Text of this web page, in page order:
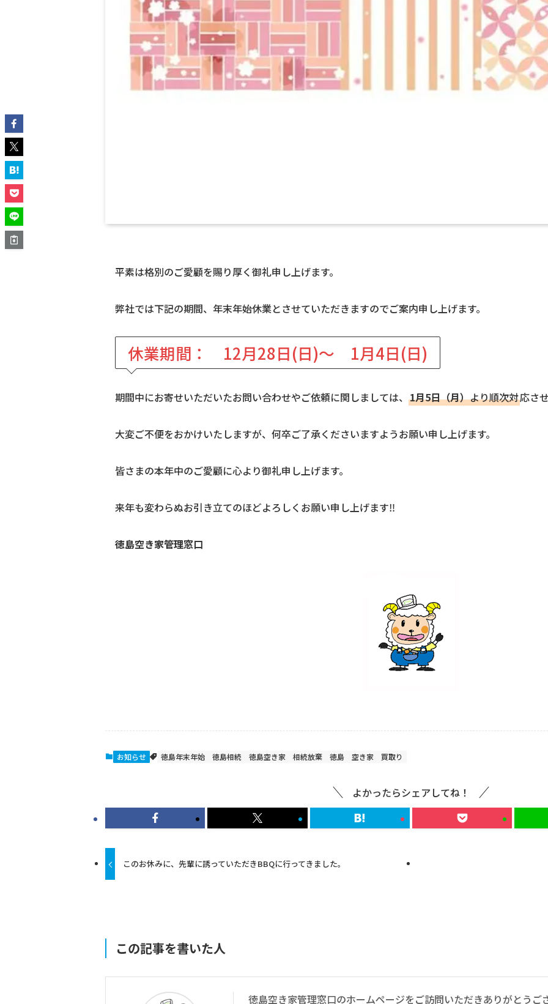
平素は格別のご愛顧を賜り厚く御礼申し上げます。
弊社では下記の期間、年末年始休業とさせていただきますのでご案内申し上げます。
休業期間： 12月28日(日)～ 1月4日(日)
期間中にお寄せいただいたお問い合わせやご依頼に関しましては、 1月5日（月）より順次対応さ
大変ご不便をおかけいたしますが、何卒ご了承くださいますようお願い申し上げます。
皆さまの本年中のご愛顧に心より御礼申し上げます。
来年も変わらぬお引き立てのほどよろしくお願い申し上げます‼
徳島空き家管理窓口
お知らせ 徳島年末年始 徳島相続 徳島空き家 相続放棄 徳島 空き家 買取り
よかったらシェアしてね！
このお休みに、先輩に誘っていただきBBQに行ってきました。
この記事を書いた人
徳島空き家管理窓口のホームページをご訪問いただきありがとうご